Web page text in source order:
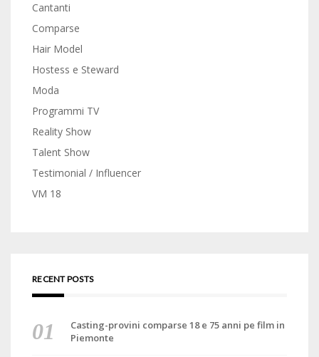
Cantanti
Comparse
Hair Model
Hostess e Steward
Moda
Programmi TV
Reality Show
Talent Show
Testimonial / Influencer
VM 18
RECENT POSTS
Casting-provini comparse 18 e 75 anni pe film in
Piemonte